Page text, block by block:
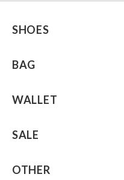
SHOES
BAG
WALLET
SALE
OTHER